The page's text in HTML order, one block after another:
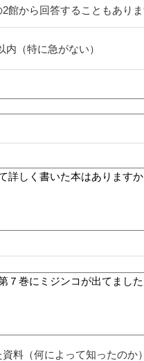
館から回答することもあり
内（特に急がない）
料（何によって知ったのか